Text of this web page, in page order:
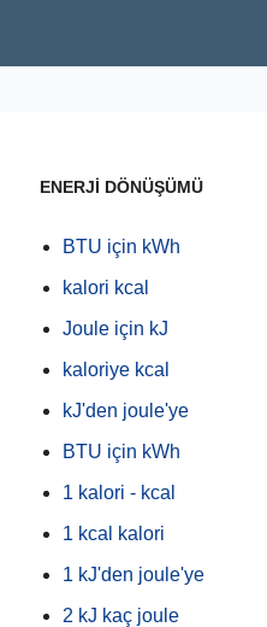
ENERJİ DÖNÜŞÜMÜ
BTU için kWh
kalori kcal
Joule için kJ
kaloriye kcal
kJ'den joule'ye
BTU için kWh
1 kalori - kcal
1 kcal kalori
1 kJ'den joule'ye
2 kJ kaç joule